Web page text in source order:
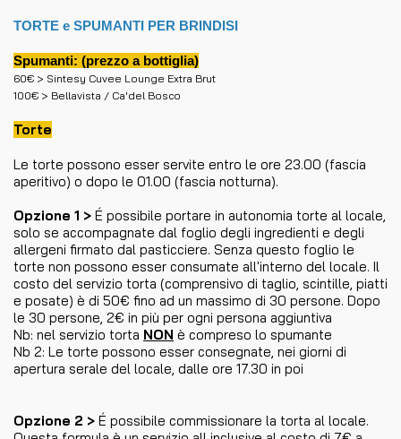
TORTE e SPUMANTI PER BRINDISI
Spumanti: (prezzo a bottiglia)
60€ > Sintesy Cuvee Lounge Extra Brut
100€ > Bellavista / Ca'del Bosco
Torte
Le torte possono esser servite entro le ore 23.00 (fascia
aperitivo) o dopo le 01.00 (fascia notturna).
Opzione 1 > É possibile portare in autonomia torte al locale,
solo se accompagnate dal foglio degli ingredienti e degli
allergeni firmato dal pasticciere. Senza questo foglio le
torte non possono esser consumate all'interno del locale. Il
costo del servizio torta (comprensivo di taglio, scintille, piatti
e posate) è di 50€ fino ad un massimo di 30 persone. Dopo
le 30 persone, 2€ in più per ogni persona aggiuntiva
Nb: nel servizio torta NON è compreso lo spumante
Nb 2: Le torte possono esser consegnate, nei giorni di
apertura serale del locale, dalle ore 17.30 in poi
Opzione 2 > É possibile commissionare la torta al locale.